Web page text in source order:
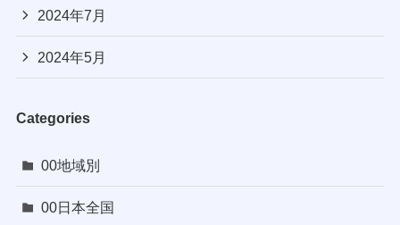
2024年7月
2024年5月
Categories
00地域別
00日本全国